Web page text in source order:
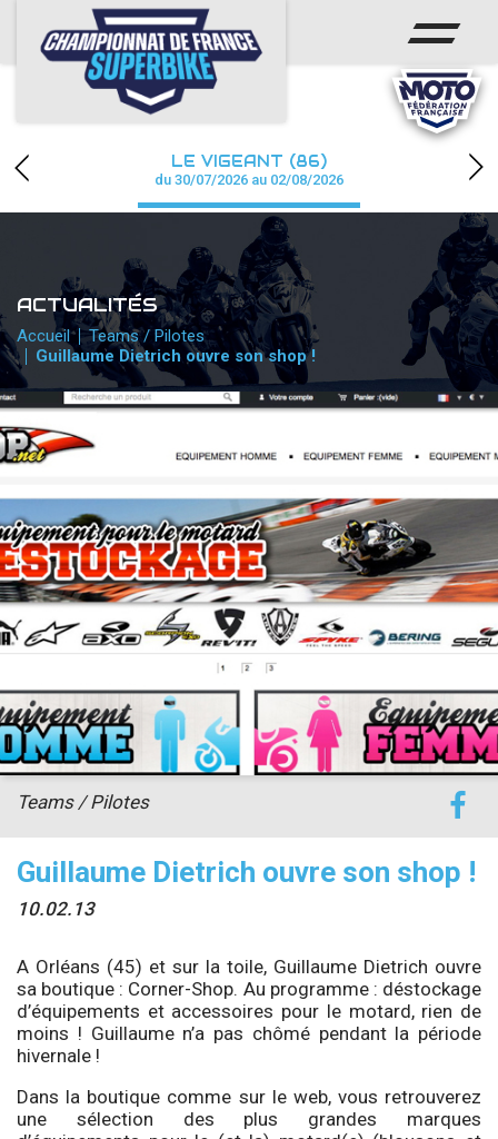
ACCUEIL
CHAMPIONNAT
CALENDRIER
PHOTOS / WEB TV
PARTENAIRES
PRESSE
accéder à la billetterie
LE VIGEANT (86)
du 30/07/2026 au 02/08/2026
ACTUALITÉS
Accueil
Teams / Pilotes
Guillaume Dietrich ouvre son shop !
Guillaume Dietrich ouvre son shop !
10.02.13
Teams / Pilotes
A Orléans (45) et sur la toile, Guillaume Dietrich ouvre
sa boutique : Corner-Shop. Au programme : déstockage
d’équipements et accessoires pour le motard, rien de
moins ! Guillaume n’a pas chômé pendant la période
hivernale !
Dans la boutique comme sur le web, vous retrouverez
une sélection des plus grandes marques